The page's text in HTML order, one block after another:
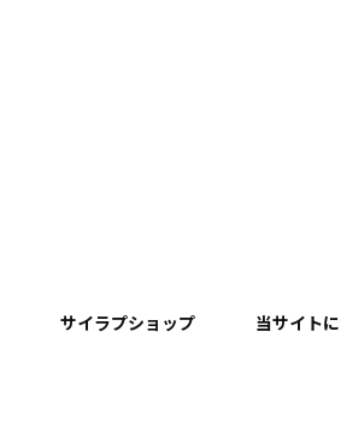
サイラプショップ 当サイト